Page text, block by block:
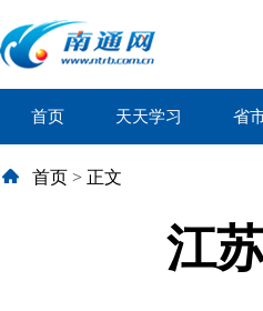
首页 天天学习 省
首页 > 正文
江